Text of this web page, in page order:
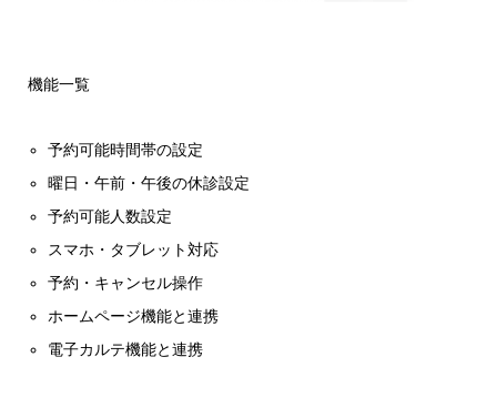
機能一覧
予約可能時間帯の設定
曜日・午前・午後の休診設定
予約可能人数設定
スマホ・タブレット対応
予約・キャンセル操作
ホームページ機能と連携
電子カルテ機能と連携